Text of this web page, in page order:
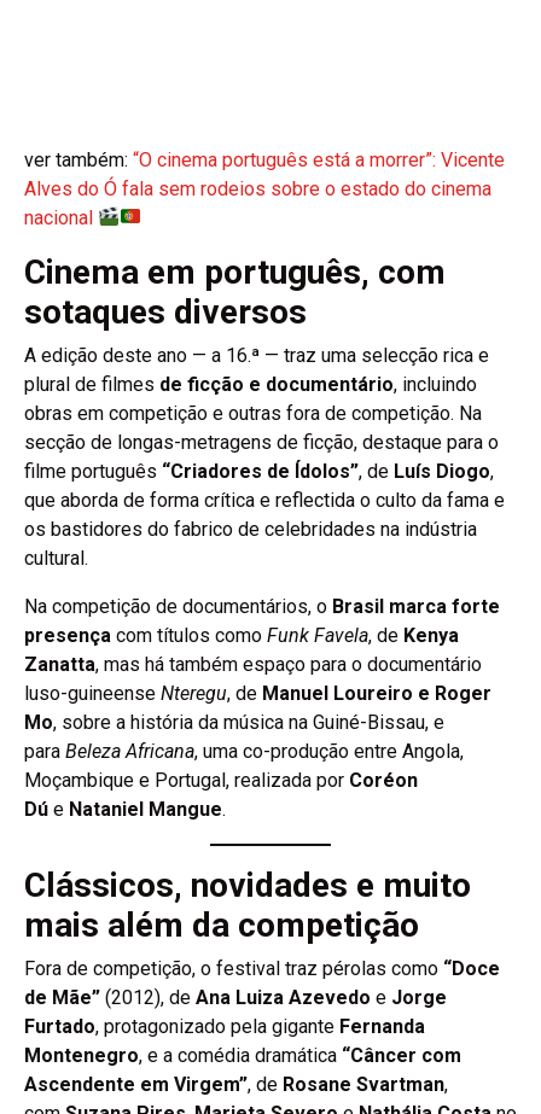
ver também: “O cinema português está a morrer”: Vicente
Alves do Ó fala sem rodeios sobre o estado do cinema
nacional
Cinema em português, com
sotaques diversos
A edição deste ano — a 16.ª — traz uma selecção rica e
plural de filmes de ficção e documentário, incluindo
obras em competição e outras fora de competição. Na
secção de longas-metragens de ficção, destaque para o
filme português “Criadores de Ídolos”, de Luís Diogo,
que aborda de forma crítica e reflectida o culto da fama e
os bastidores do fabrico de celebridades na indústria
cultural.
Na competição de documentários, o Brasil marca forte
presença com títulos como Funk Favela, de Kenya
Zanatta, mas há também espaço para o documentário
luso-guineense Nteregu, de Manuel Loureiro e Roger
Mo, sobre a história da música na Guiné-Bissau, e
para Beleza Africana, uma co-produção entre Angola,
Moçambique e Portugal, realizada por Coréon
Dú e Nataniel Mangue.
Clássicos, novidades e muito
mais além da competição
Fora de competição, o festival traz pérolas como “Doce
de Mãe” (2012), de Ana Luiza Azevedo e Jorge
Furtado, protagonizado pela gigante Fernanda
Montenegro, e a comédia dramática “Câncer com
Ascendente em Virgem”, de Rosane Svartman,